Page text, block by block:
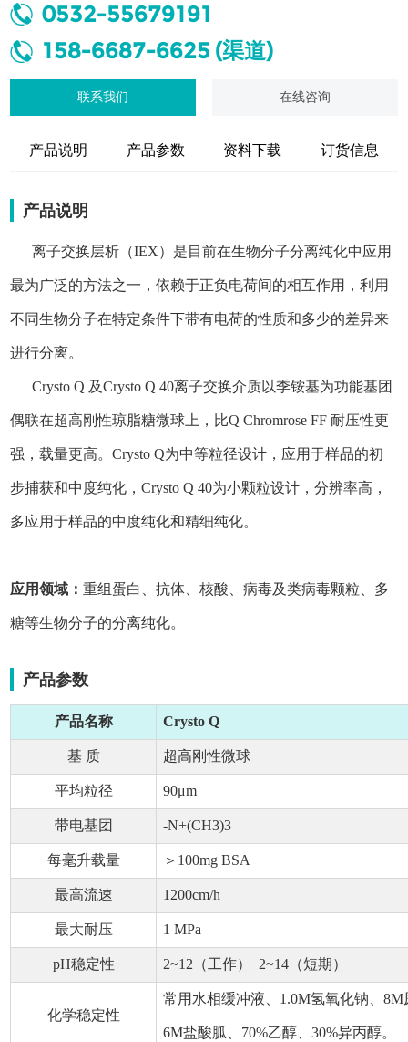
0532-55679191
158-6687-6625 (渠道)
联系我们 在线咨询
产品说明 产品参数 资料下载 订货信息
产品说明
离子交换层析（IEX）是目前在生物分子分离纯化中应用
最为广泛的方法之一，依赖于正负电荷间的相互作用，利用
不同生物分子在特定条件下带有电荷的性质和多少的差异来
进行分离。
Crysto Q 及Crysto Q 40离子交换介质以季铵基为功能基团
偶联在超高刚性琼脂糖微球上，比Q Chromrose FF 耐压性更
强，载量更高。Crysto Q为中等粒径设计，应用于样品的初
步捕获和中度纯化，Crysto Q 40为小颗粒设计，分辨率高，
多应用于样品的中度纯化和精细纯化。
应用领域：重组蛋白、抗体、核酸、病毒及类病毒颗粒、多
糖等生物分子的分离纯化。
产品参数
产品名称 Crysto Q
基 质 超高刚性微球
平均粒径 90μm
带电基团 -N+(CH3)3
每毫升载量 ＞100mg BSA
最高流速 1200cm/h
最大耐压 1 MPa
pH稳定性 2~12（工作） 2~14（短期）
化学稳定性
常用水相缓冲液、1.0M氢氧化钠、8M
6M盐酸胍、70%乙醇、30%异丙醇。